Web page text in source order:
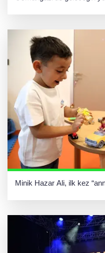
Minik Hazar Ali, ilk kez